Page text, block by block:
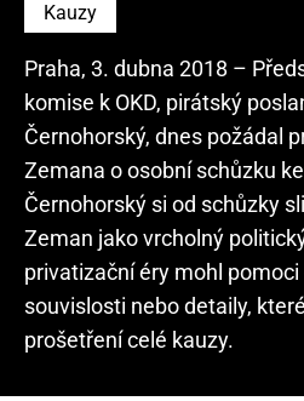
Kauzy
Praha, 3. dubna 2018 –
komise k OKD, pirátský
Černohorský, dnes požádal
Zemana o osobní schůzku
Černohorský si od schůzky
Zeman jako vrcholný
privatizační éry mohl
souvislosti nebo detaily,
prošetření celé kauzy.